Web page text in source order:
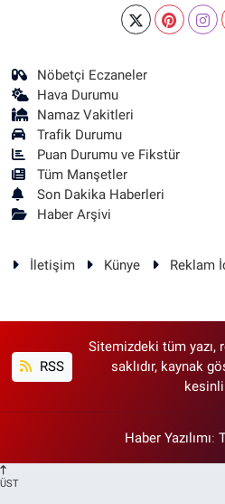
Nöbetçi Eczaneler
Hava Durumu
Namaz Vakitleri
Trafik Durumu
Puan Durumu ve Fikstür
Tüm Manşetler
Son Dakika Haberleri
Haber Arşivi
İletişim Künye Reklam
RSS
Sitemizdeki tüm yazı,
saklıdır, kaynak
Haber Yazılımı:
ÜST